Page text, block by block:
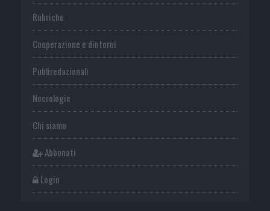
Rubriche
Cooperazione e dintorni
Publiredazionali
Necrologie
Chi siamo
Abbonati
Login